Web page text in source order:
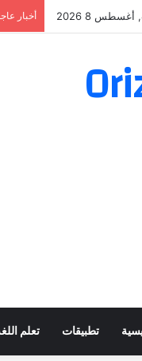
8 2026 أخبار
تطبيقات تعلم